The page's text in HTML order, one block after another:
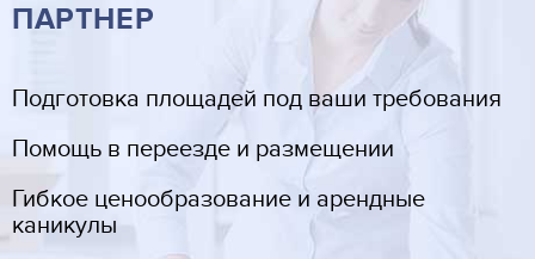
ПАРТНЕР
Подготовка площадей под ваши требования
Помощь в переезде и размещении
Гибкое ценообразование и арендные
каникулы